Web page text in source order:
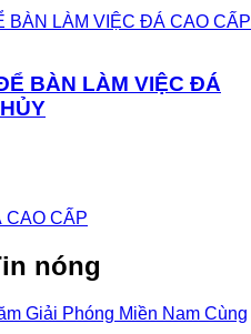
BÀN LÀM VIỆC ĐÁ
CẤP
nóng